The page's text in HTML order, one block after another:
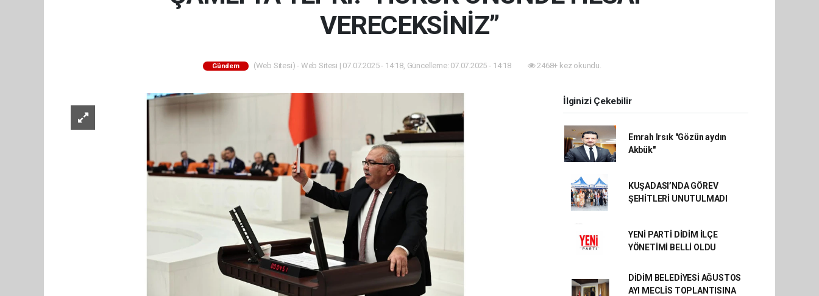
VERECEKSİNİZ”
Gündem (Web Sitesi) - Web Sitesi | 07.07.2025 - 14:18, Güncelleme: 07.07.2025 - 14:18 2468+ kez okundu.
İlginizi Çekebilir
Emrah Irsık "Gözün aydın
Akbük"
KUŞADASI’NDA GÖREV
ŞEHİTLERİ UNUTULMADI
YENİ PARTİ DİDİM İLÇE
YÖNETİMİ BELLİ OLDU
DİDİM BELEDİYESİ AĞUSTOS
AYI MECLİS TOPLANTISINA